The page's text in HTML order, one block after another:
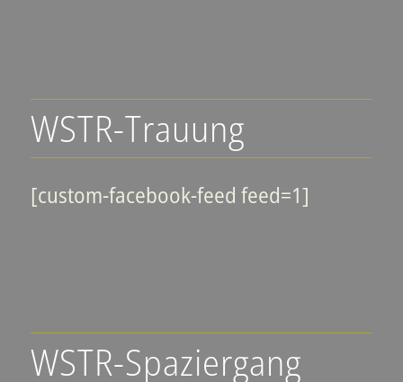
WSTR-Trauung
[custom-facebook-feed feed=1]
WSTR-Spaziergang